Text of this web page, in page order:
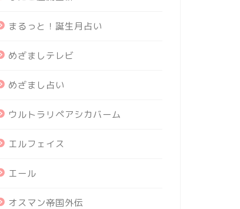
まるっと！誕生月占い
めざましテレビ
めざまし占い
ウルトラリペアシカバーム
エルフェイス
エール
オスマン帝国外伝